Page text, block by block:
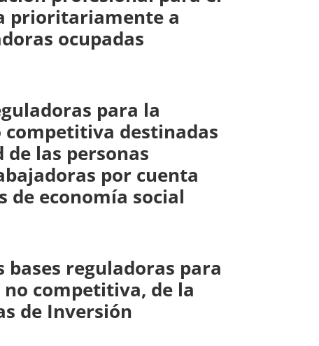
prioritariamente a
ocupadas
para la
competitiva destinadas
las personas
por cuenta
de economía social
bases reguladoras para
competitiva, de la
de Inversión